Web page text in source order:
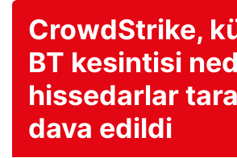
CrowdStrike,
BT kesintisi
hissedarlar
dava edildi